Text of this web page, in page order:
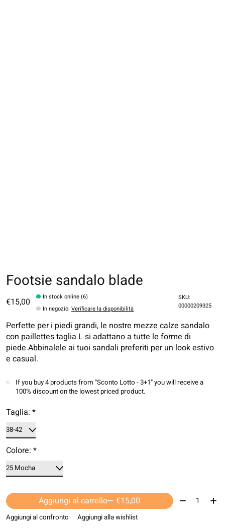
Footsie sandalo blade
€15,00
In stock online (6)
In negozio:Verificare la disponibilità
SKU:
00000209325
Perfette per i piedi grandi, le nostre mezze calze sandalo
con paillettes taglia L si adattano a tutte le forme di
piede.Abbinalele ai tuoi sandali preferiti per un look estivo
e casual.
If you buy 4 products from "Sconto Lotto - 3+1" you will receive a
100% discount on the lowest priced product.
Taglia: *
Colore: *
Aggiungi al carrello — €15,00 Quantità:
Aggiungi al confronto Aggiungi alla wishlist